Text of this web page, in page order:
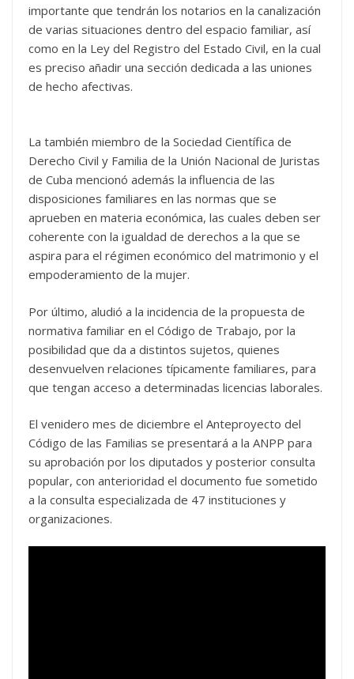
importante que tendrán los notarios en la canalización
de varias situaciones dentro del espacio familiar, así
como en la Ley del Registro del Estado Civil, en la cual
es preciso añadir una sección dedicada a las uniones
de hecho afectivas.
La también miembro de la Sociedad Científica de
Derecho Civil y Familia de la Unión Nacional de Juristas
de Cuba mencionó además la influencia de las
disposiciones familiares en las normas que se
aprueben en materia económica, las cuales deben ser
coherente con la igualdad de derechos a la que se
aspira para el régimen económico del matrimonio y el
empoderamiento de la mujer.
Por último, aludió a la incidencia de la propuesta de
normativa familiar en el Código de Trabajo, por la
posibilidad que da a distintos sujetos, quienes
desenvuelven relaciones típicamente familiares, para
que tengan acceso a determinadas licencias laborales.
El venidero mes de diciembre el Anteproyecto del
Código de las Familias se presentará a la ANPP para
su aprobación por los diputados y posterior consulta
popular, con anterioridad el documento fue sometido
a la consulta especializada de 47 instituciones y
organizaciones.